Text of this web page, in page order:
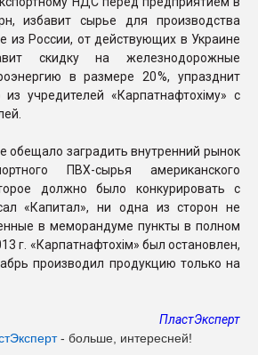
избавит сырье для производства
из России, от действующих в Украине
скидку на железнодорожные
в размере 20 %, упразднит
учредителей «Карпатнафтохіму» с
обещало загра­дить внутренний рынок
ПВХ-сырья американского
должно было конкурировать с
«Капитал», ни одна из сторон не
в меморандуме пункты в полном
г. «Карпатнафтохім» был остановлен,
производил продукцию только на
ПластЭксперт
- больше, интересней!